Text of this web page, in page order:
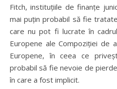
Fitch, instituțiile de finanțe
mai puțin probabil să fie
care nu pot fi lucrate în
Europene ale Compoziției de
Europene, în ceea ce
probabil să fie nevoie de
în care a fost implicit.